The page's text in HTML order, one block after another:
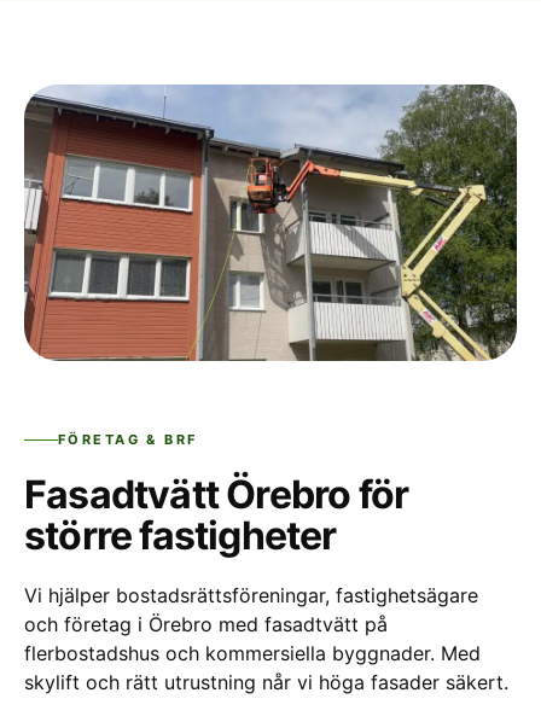
FÖRETAG & BRF
Fasadtvätt Örebro för
större fastigheter
Vi hjälper bostadsrättsföreningar, fastighetsägare
och företag i Örebro med fasadtvätt på
flerbostadshus och kommersiella byggnader. Med
skylift och rätt utrustning når vi höga fasader säkert.